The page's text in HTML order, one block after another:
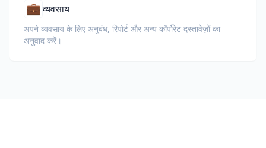
💼व्यवसाय
अपने व्यवसाय के लिए अनुबंध, रिपोर्ट और अन्य कॉर्पोरेट दस्तावेज़ों का
अनुवाद करें।